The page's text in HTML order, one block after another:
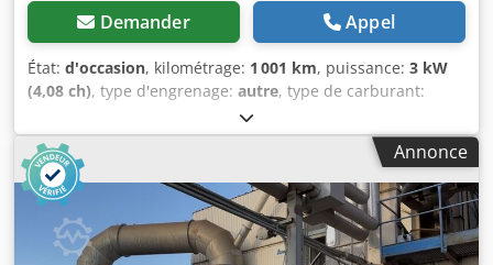
Demander Appel
État: d'occasion, kilométrage: 1 001 km, puissance: 3 kW
(4,08 ch), type d'engrenage: autre, type de carburant:
, poids à vide:
immatriculation:01/2006, Année de construction:2006,
cabine conducteur:
, Localisation du véhicule :
Bovenden, Crsdpexy Sw Sofx Aqlof Moteur diesel Hatz !
INFORMATIONS SUR LES ACCESSOIRES SANS GARANTIE,
sous réserve de modifications, de vente intermédiaire et
d’erreurs !
Annonce